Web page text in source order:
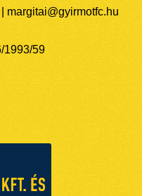
margitai@gyirmotfc.hu
1993/59